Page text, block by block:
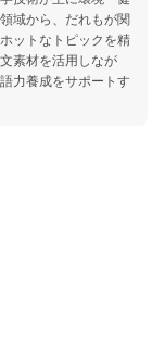
域から、だれもが関
ットなトピックを精
素材を活用しなが
力養成をサポートす